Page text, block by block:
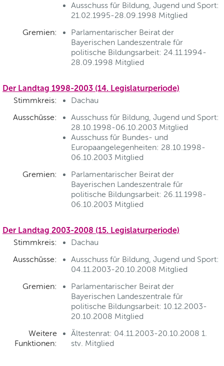
Ausschuss für Bildung, Jugend und Sport:
21.02.1995-28.09.1998 Mitglied
Gremien:
Parlamentarischer Beirat der
Bayerischen Landeszentrale für
politische Bildungsarbeit: 24.11.1994-
28.09.1998 Mitglied
Der Landtag 1998-2003 (14. Legislaturperiode)
Stimmkreis:
Dachau
Ausschüsse:
Ausschuss für Bildung, Jugend und Sport:
28.10.1998-06.10.2003 Mitglied
Ausschuss für Bundes- und
Europaangelegenheiten: 28.10.1998-
06.10.2003 Mitglied
Gremien:
Parlamentarischer Beirat der
Bayerischen Landeszentrale für
politische Bildungsarbeit: 26.11.1998-
06.10.2003 Mitglied
Der Landtag 2003-2008 (15. Legislaturperiode)
Stimmkreis:
Dachau
Ausschüsse:
Ausschuss für Bildung, Jugend und Sport:
04.11.2003-20.10.2008 Mitglied
Gremien:
Parlamentarischer Beirat der
Bayerischen Landeszentrale für
politische Bildungsarbeit: 10.12.2003-
20.10.2008 Mitglied
Weitere
Funktionen:
Ältestenrat: 04.11.2003-20.10.2008 1.
stv. Mitglied